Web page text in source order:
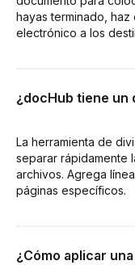
hayas terminado,
electrónico a los
¿docHub tiene un
La herramienta de
separar rápidamente
archivos. Agrega
páginas específicos.
¿Cómo aplicar